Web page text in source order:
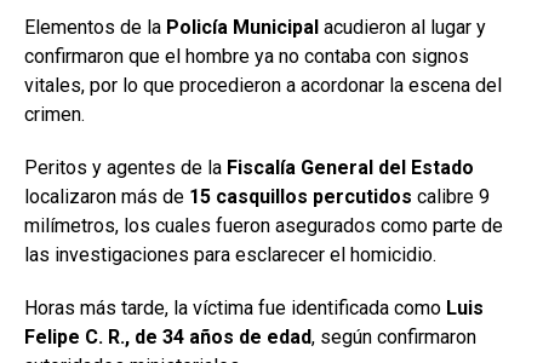
Elementos de la Policía Municipal acudieron al lugar y
confirmaron que el hombre ya no contaba con signos
vitales, por lo que procedieron a acordonar la escena del
crimen.
Peritos y agentes de la Fiscalía General del Estado
localizaron más de 15 casquillos percutidos calibre 9
milímetros, los cuales fueron asegurados como parte de
las investigaciones para esclarecer el homicidio.
Horas más tarde, la víctima fue identificada como Luis
Felipe C. R., de 34 años de edad, según confirmaron